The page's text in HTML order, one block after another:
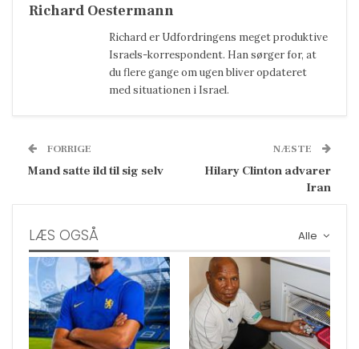
Richard Oestermann
Richard er Udfordringens meget produktive
Israels-korrespondent. Han sørger for, at
du flere gange om ugen bliver opdateret
med situationen i Israel.
FORRIGE
Mand satte ild til sig selv
NÆSTE
Hilary Clinton advarer
Iran
Alle
LÆS OGSÅ